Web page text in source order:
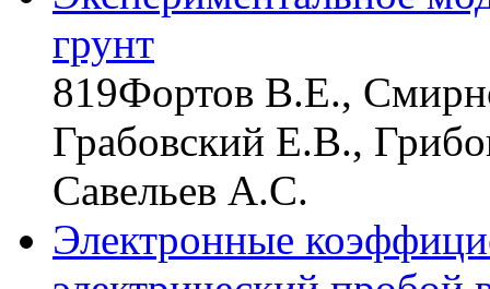
грунт
819Фортов В.Е.,
Грабовский Е.В.,
Савельев А.С.
Электронные